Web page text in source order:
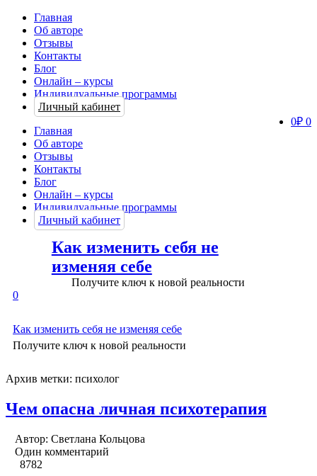
Главная
Об авторе
Отзывы
Контакты
Блог
Онлайн – курсы
Индивидуальные программы
Личный кабинет
0₽ 0
Главная
Об авторе
Отзывы
Контакты
Блог
Онлайн – курсы
Индивидуальные программы
Личный кабинет
Как изменить себя не
изменяя себе
Получите ключ к новой реальности
0
Как изменить себя не изменяя себе
Получите ключ к новой реальности
Архив метки: психолог
Чем опасна личная психотерапия
Автор: Светлана Кольцова
Один комментарий
8782